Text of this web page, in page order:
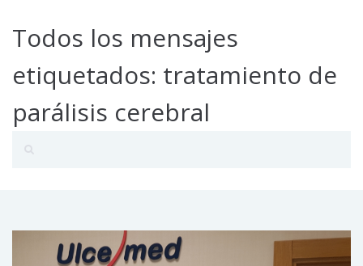
Todos los mensajes
etiquetados: tratamiento de
parálisis cerebral